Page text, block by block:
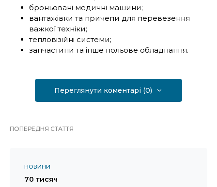
броньовані медичні машини;
вантажівки та причепи для перевезення
важкої техніки;
тепловізійні системи;
запчастини та інше польове обладнання.
Переглянути коментарі (0)
ПОПЕРЕДНЯ СТАТТЯ
НОВИНИ
70 тисяч